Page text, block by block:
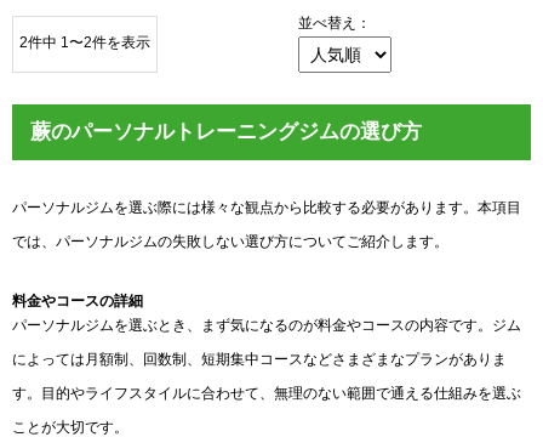
2件中 1〜2件を表示
並べ替え：
蕨のパーソナルトレーニングジムの選び方
パーソナルジムを選ぶ際には様々な観点から比較する必要があります。本項目
では、パーソナルジムの失敗しない選び方についてご紹介します。
料金やコースの詳細
パーソナルジムを選ぶとき、まず気になるのが料金やコースの内容です。ジム
によっては月額制、回数制、短期集中コースなどさまざまなプランがありま
す。目的やライフスタイルに合わせて、無理のない範囲で通える仕組みを選ぶ
ことが大切です。